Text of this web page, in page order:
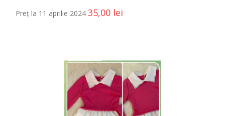
Preț la 11 aprilie 2024 35,00 lei